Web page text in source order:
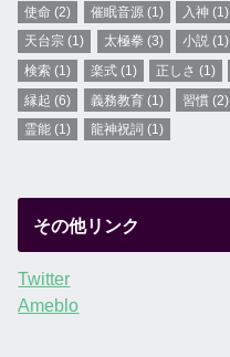
使命 (2) 催眠音源(1) 入神 (1)
天台宗 (1) 太極拳 (3) 小説(1)
検索 (1) 楽式(1) 正しさ (1)
縁起 (6) 義務教育(1) 習慣(2)
霊能 (1) 龍神祝詞 (1)
その他リンク
Twitter
Ameblo